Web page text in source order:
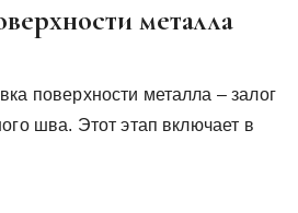
металла
поверхности металла – залог
шва. Этот этап включает в